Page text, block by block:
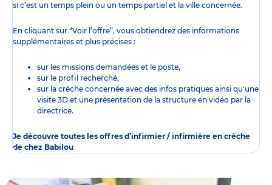
si c’est un temps plein ou un temps partiel et la ville concernée.
En cliquant sur “Voir l’offre”, vous obtiendrez des informations
supplémentaires et plus précises :
sur les missions demandées et le poste,
sur le profil recherché,
sur la crèche concernée avec des infos pratiques ainsi qu'une
visite 3D et une présentation de la structure en vidéo par la
directrice.
Je découvre toutes les offres d’infirmier / infirmière en crèche
de chez Babilou